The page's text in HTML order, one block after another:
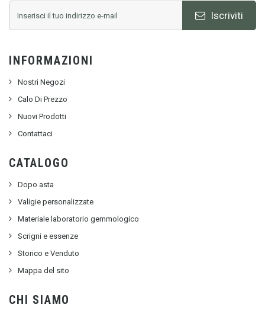
Iscriviti
INFORMAZIONI
Nostri Negozi
Calo Di Prezzo
Nuovi Prodotti
Contattaci
CATALOGO
Dopo asta
Valigie personalizzate
Materiale laboratorio gemmologico
Scrigni e essenze
Storico e Venduto
Mappa del sito
CHI SIAMO